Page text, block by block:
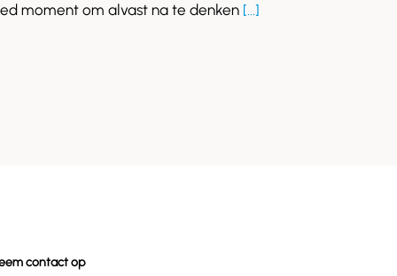
een
moment om alvast na te denken[...]
contact op